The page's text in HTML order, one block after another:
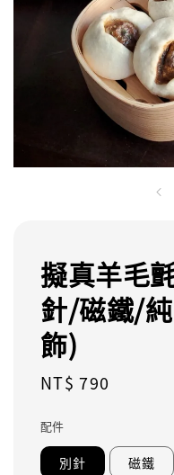
擬真羊毛
針/磁鐵/
飾)
Regular
NT$ 790
配件
別針 磁鐵